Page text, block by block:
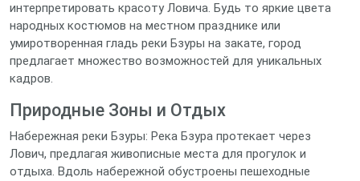
интерпретировать красоту Ловича. Будь то яркие цвета
народных костюмов на местном празднике или
умиротворенная гладь реки Бзуры на закате, город
предлагает множество возможностей для уникальных
кадров.
Природные Зоны и Отдых
Набережная реки Бзуры: Река Бзура протекает через
Лович, предлагая живописные места для прогулок и
отдыха. Вдоль набережной обустроены пешеходные